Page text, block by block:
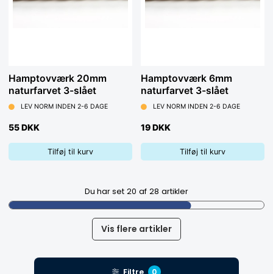
Hamptovværk 20mm
naturfarvet 3-slået
LEV NORM INDEN 2-6 DAGE
55 DKK
Tilføj til kurv
Hamptovværk 6mm
naturfarvet 3-slået
LEV NORM INDEN 2-6 DAGE
19 DKK
Tilføj til kurv
Du har set 20 af 28 artikler
Vis flere artikler
Filtre 0